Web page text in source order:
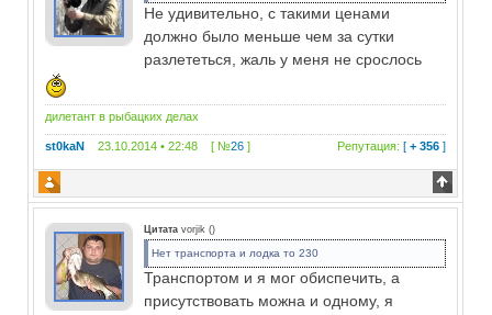
Не удивительно, с такими ценами
должно было меньше чем за сутки
разлететься, жаль у меня не срослось
дилетант в рыбацких делах
st0kaN 23.10.2014 • 22:48 [ №26 ] Репутация: [+ 356 ]
Цитата vorjik ()
Нет транспорта и лодка то 230
Транспортом и я мог обиспечить, а
присутствовать можна и одному, я